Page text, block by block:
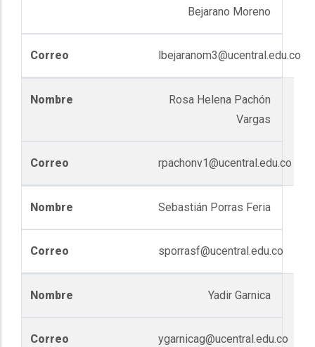
Bejarano Moreno
lbejaranom3@ucentral.edu.co
Rosa Helena Pachón
Vargas
rpachonv1@ucentral.edu.co
Sebastián Porras Feria
sporrasf@ucentral.edu.co
Yadir Garnica
ygarnicag@ucentral.edu.co